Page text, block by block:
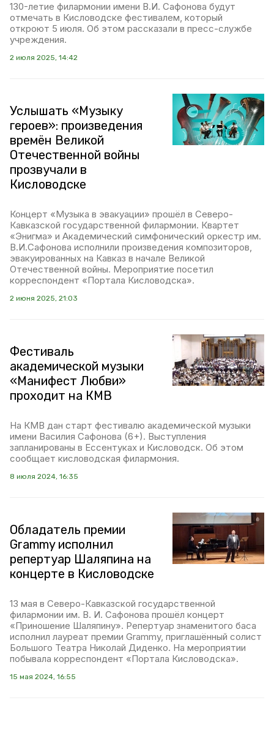
130-летие филармонии имени В.И. Сафонова будут
отмечать в Кисловодске фестивалем, который
откроют 5 июля. Об этом рассказали в пресс-службе
учреждения.
2 июля 2025, 14:42
Услышать «Музыку
героев»: произведения
времён Великой
Отечественной войны
прозвучали в
Кисловодске
Концерт «Музыка в эвакуации» прошёл в Северо-
Кавказской государственной филармонии. Квартет
«Энигма» и Академический симфонический оркестр им.
В.И.Сафонова исполнили произведения композиторов,
эвакуированных на Кавказ в начале Великой
Отечественной войны. Мероприятие посетил
корреспондент «Портала Кисловодска».
2 июня 2025, 21:03
Фестиваль
академической музыки
«Манифест Любви»
проходит на КМВ
На КМВ дан старт фестивалю академической музыки
имени Василия Сафонова (6+). Выступления
запланированы в Ессентуках и Кисловодск. Об этом
сообщает кисловодская филармония.
8 июля 2024, 16:35
Обладатель премии
Grammy исполнил
репертуар Шаляпина на
концерте в Кисловодске
13 мая в Северо-Кавказской государственной
филармонии им. В. И. Сафонова прошёл концерт
«Приношение Шаляпину». Репертуар знаменитого баса
исполнил лауреат премии Grammy, приглашённый солист
Большого Театра Николай Диденко. На мероприятии
побывала корреспондент «Портала Кисловодска».
15 мая 2024, 16:55